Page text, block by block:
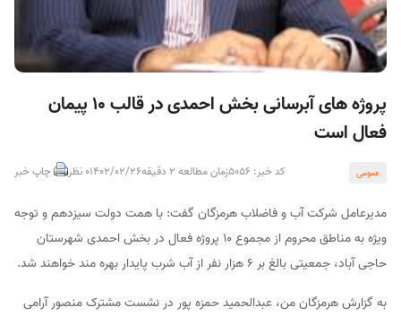
پروژه های آبرسانی بخش احمدی در قالب ۱۰ پیمان
فعال است
عمومی کد خبر: 5056 زمان مطالعه 2 دقیقه 1402/02/260 نظر چاپ خبر
مدیرعامل شرکت آب و فاضلاب هرمزگان گفت: با همت دولت سیزدهم و توجه
ویژه به مناطق محروم از مجموع ۱۰ پروژه فعال در بخش احمدی شهرستان
حاجی آباد، جمعیتی بالغ بر ۶ هزار نفر از آب شرب پایدار بهره مند خواهند شد.
به گزارش هرمزگان من، عبدالحمید حمزه پور در نشست مشترک منصور آرامی